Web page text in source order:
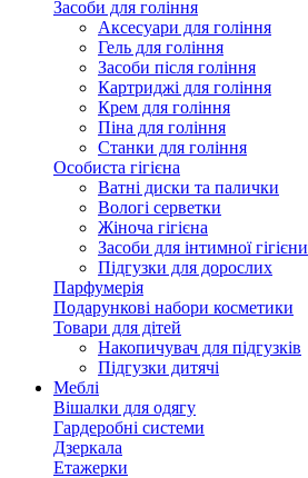
Засоби для гоління
Аксесуари для гоління
Гель для гоління
Засоби після гоління
Картриджі для гоління
Крем для гоління
Піна для гоління
Станки для гоління
Особиста гігієна
Ватні диски та палички
Вологі серветки
Жіноча гігієна
Засоби для інтимної гігієни
Підгузки для дорослих
Парфумерія
Подарункові набори косметики
Товари для дітей
Накопичувач для підгузків
Підгузки дитячі
Меблі
Вішалки для одягу
Гардеробні системи
Дзеркала
Етажерки